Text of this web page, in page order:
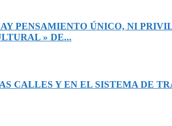
PENSAMIENTO ÚNICO, NI
» DE...
CALLES Y EN EL SISTEMA DE